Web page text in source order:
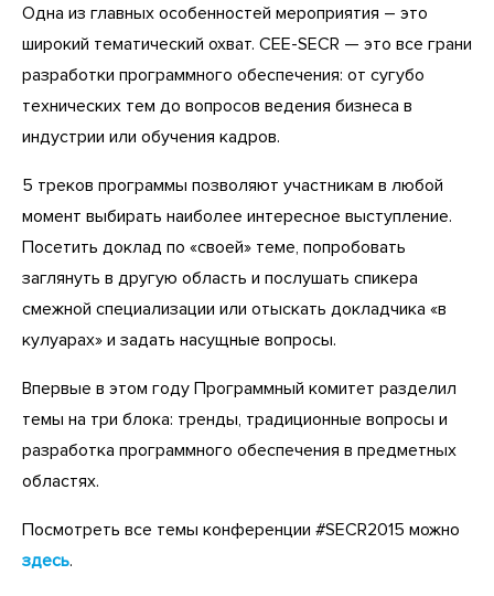
Одна из главных особенностей мероприятия – это
широкий тематический охват. CEE-SECR — это все грани
разработки программного обеспечения: от сугубо
технических тем до вопросов ведения бизнеса в
индустрии или обучения кадров.
5 треков программы позволяют участникам в любой
момент выбирать наиболее интересное выступление.
Посетить доклад по «своей» теме, попробовать
заглянуть в другую область и послушать спикера
смежной специализации или отыскать докладчика «в
кулуарах» и задать насущные вопросы.
Впервые в этом году Программный комитет разделил
темы на три блока: тренды, традиционные вопросы и
разработка программного обеспечения в предметных
областях.
Посмотреть все темы конференции #SECR2015 можно
здесь.